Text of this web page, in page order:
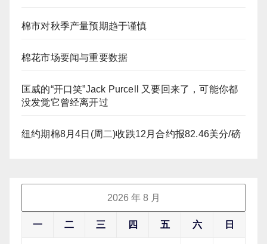
棉市对秋季产量预期趋于谨慎
棉花市场要闻与重要数据
匡威的“开口笑”Jack Purcell 又要回来了，可能你都
没发觉它曾经离开过
纽约期棉8月4日(周二)收跌12月合约报82.46美分/磅
2026 年 8 月
一 二 三 四 五 六 日